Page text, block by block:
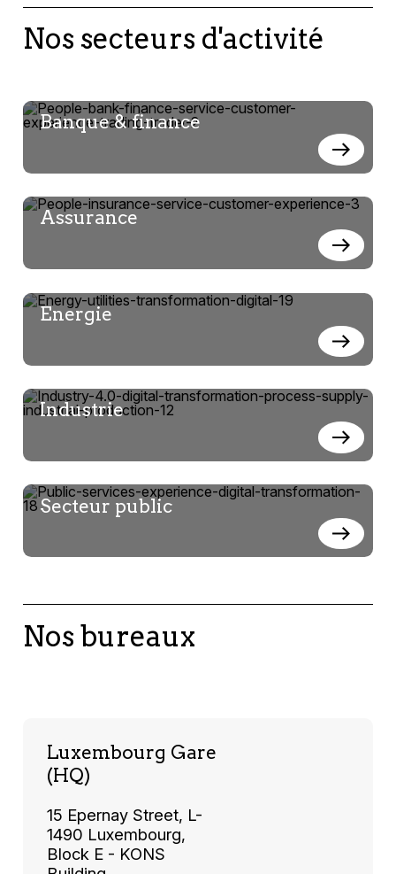
Nos secteurs d'activité
Banque & finance
Assurance
Energie
Industrie
Secteur public
Nos bureaux
Luxembourg Gare
(HQ)
15 Epernay Street, L-
1490 Luxembourg,
Block E - KONS